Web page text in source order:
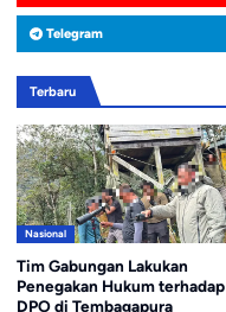
Telegram
Terbaru
Nasional
Tim Gabungan Lakukan
Penegakan Hukum terhadap
DPO di Tembagapura